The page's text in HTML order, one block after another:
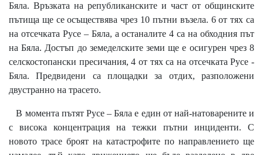
Бяла. Връзката на републиканските и част от общинските
пътища ще се осъществява чрез 10 пътни възела. 6 от тях са
на отсечката Русе – Бяла, а останалите 4 са на обходния път
на Бяла. Достъп до земеделските земи ще е осигурен чрез 8
селскостопански пресичания, 4 от тях са на отсечката Русе -
Бяла. Предвидени са площадки за отдих, разположени
двустранно на трасето.
В момента пътят Русе – Бяла е един от най-натоварените и
с висока концентрация на тежки пътни инциденти. С
новото трасе броят на катастрофите по направлението ще